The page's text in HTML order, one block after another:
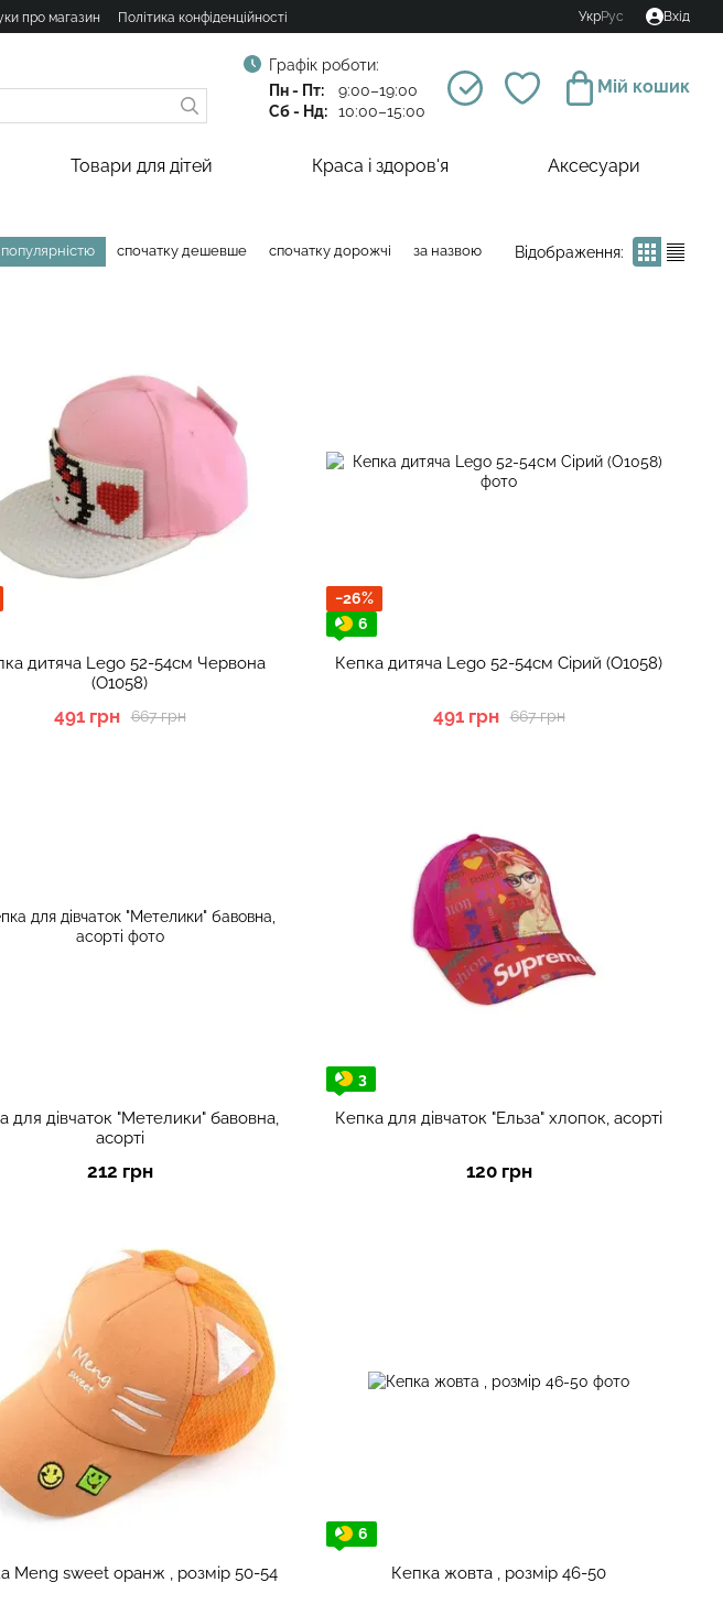
про магазин Політика конфіденційності УкрРус Вхід
Графік роботи:
Пн - Пт:
9:00–19:00
Сб - Нд:
10:00–15:00
Мій кошик
Товари для дітей Краса і здоров'я Аксесуари
спочатку дешевше спочатку дорожчі за назвою Відображення:
дитяча Lego 52-54см Червона
(О1058)
667 грн
491 грн
−26%
6
Кепка дитяча Lego 52-54см Сірий (О1058)
667 грн
491 грн
для дівчаток "Метелики" бавовна,
асорті
212 грн
3
Кепка для дівчаток "Ельза" хлопок, асорті
120 грн
Meng sweet оранж , розмір 50-54
6
Кепка жовта , розмір 46-50